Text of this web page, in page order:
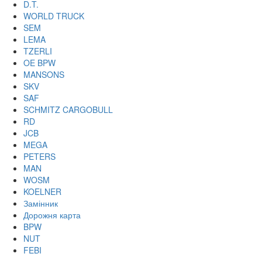
D.T.
WORLD TRUCK
SEM
LEMA
TZERLI
OE BPW
MANSONS
SKV
SAF
SCHMITZ CARGOBULL
RD
JCB
MEGA
PETERS
MAN
WOSM
KOELNER
Замінник
Дорожня карта
BPW
NUT
FEBI